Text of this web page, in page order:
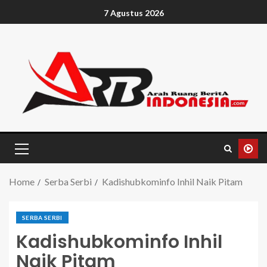
7 Agustus 2026
Home Serba Serbi Kadishubkominfo Inhil Naik Pitam
SERBA SERBI
Kadishubkominfo Inhil
Naik Pitam